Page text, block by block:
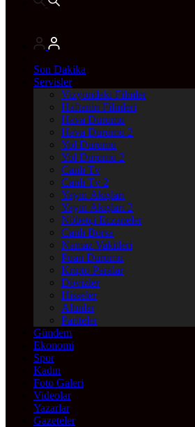
Son Dakika
Servisler
Vizyondaki Filmler
Haftanin Filmleri
Hava Durumu
Hava Durumu 2
Yol Durumu
Yol Durumu 2
Canlı Tv
Canlı Tv 2
Yayın Akışları
Yayın Akışları 2
Nöbetçi Eczaneler
Canlı Borsa
Namaz Vakitleri
Puan Durumu
Kripto Paralar
Dövizler
Hisseler
Altınlar
Pariteler
Gündem
Ekonomi
Spor
Kadın
Foto Galeri
Videolar
Yazarlar
Gazeteler